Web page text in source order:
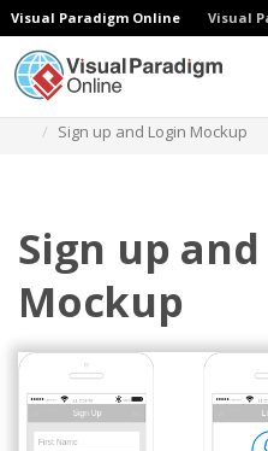
Visual Paradigm Online Visual
Sign up and Login Mockup
Sign up
Mockup